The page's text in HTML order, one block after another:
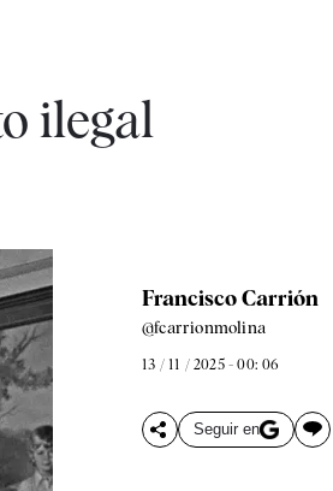
ilegal
Francisco Carrión
@fcarrionmolina
13 / 11 / 2025 - 00: 06
Seguir en